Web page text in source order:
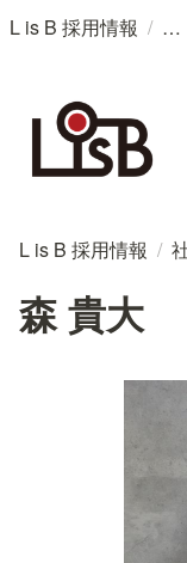
L is B 採用情報 /
L is B 採用情報 /
森 貴大